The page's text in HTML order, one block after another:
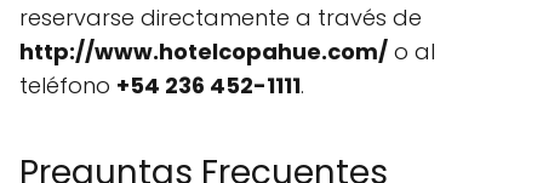
reservarse directamente a través de
http://www.hotelcopahue.com/ o al
teléfono +54 236 452-1111.
Preguntas Frecuentes